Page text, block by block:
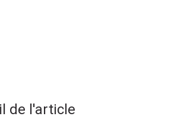
de l'article